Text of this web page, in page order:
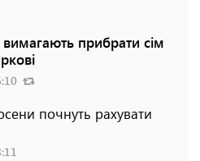
вимагають прибрати сім
почнуть рахувати